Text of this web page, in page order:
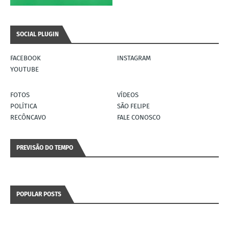
SOCIAL PLUGIN
FACEBOOK
INSTAGRAM
YOUTUBE
FOTOS
VÍDEOS
POLÍTICA
SÃO FELIPE
RECÔNCAVO
FALE CONOSCO
PREVISÃO DO TEMPO
POPULAR POSTS